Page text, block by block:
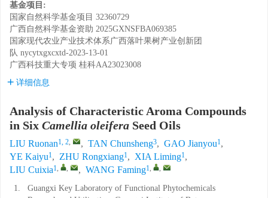
基金项目:
国家自然科学基金项目 32360729
广西自然科学基金资助 2025GXNSFBA069385
国家现代农业产业技术体系广西落叶果树产业创新团
队 nycytxgxcxtd-2023-13-01
广西科技重大专项 桂科AA23023008
详细信息
Analysis of Characteristic Aroma Compounds
in Six Camellia oleifera Seed Oils
LIU Ruonan1, 2, , TAN Chunsheng3, GAO Jianyou1,
YE Kaiyu1, ZHU Rongxiang1, XIA Liming1,
LIU Cuixia1, , , WANG Faming1, ,
1.
Guangxi Key Laboratory of Functional Phytochemicals